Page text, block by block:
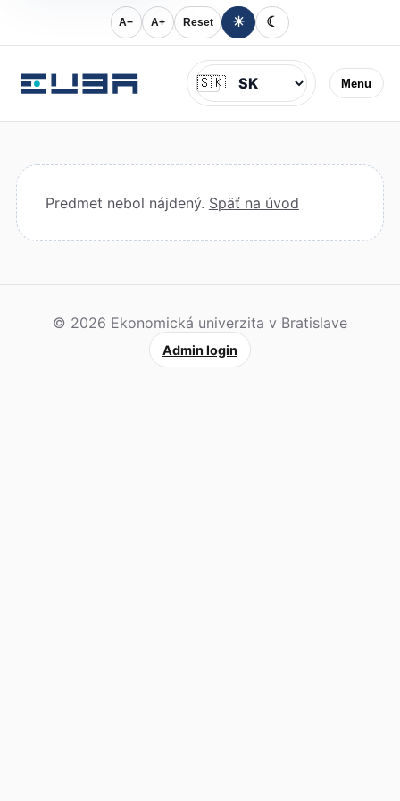
A− A+ Reset ☀ ☾
Menu
Jazyk
🇸🇰
Predmet nebol nájdený. Späť na úvod
© 2026 Ekonomická univerzita v Bratislave
Admin login